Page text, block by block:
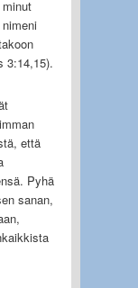
3:14,15).
että
Pyhä
sanan,